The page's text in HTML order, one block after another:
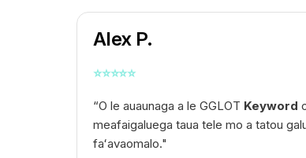
Alex P.
⭐⭐⭐⭐⭐
“O le auaunaga a le GGLOT Keyword
meafaigaluega taua tele mo a tatou
faʻavaomalo."